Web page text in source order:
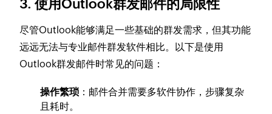
3. 使用Outlook群发邮件的局限性
尽管Outlook能够满足一些基础的群发需求，但其功能
远远无法与专业邮件群发软件相比。以下是使用
Outlook群发邮件时常见的问题：
操作繁琐 ：邮件合并需要多软件协作，步骤复杂
且耗时。